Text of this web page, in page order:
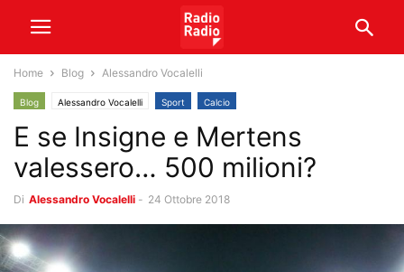
Home Blog Alessandro Vocalelli
Blog Alessandro Vocalelli Sport Calcio
E se Insigne e Mertens
valessero… 500 milioni?
Di Alessandro Vocalelli - 24 Ottobre 2018